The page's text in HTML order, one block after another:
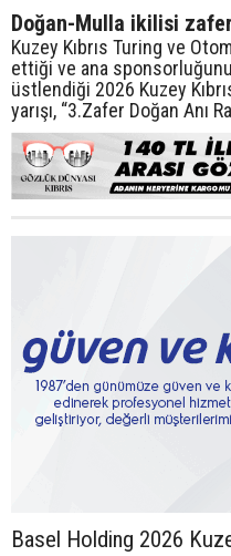
Doğan-Mulla ikilisi
Kuzey Kıbrıs Turing ve
ettiği ve ana
üstlendiği 2026 Kuzey
yarışı, “3.Zafer Doğan Anı
Basel Holding 2026